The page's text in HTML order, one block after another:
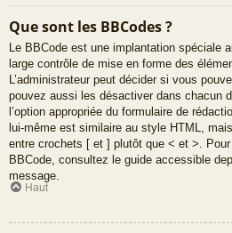
Que sont les BBCodes ?
Le BBCode est une implantation spéciale
large contrôle de mise en forme des
L’administrateur peut décider si vous
pouvez aussi les désactiver dans chacun
l’option appropriée du formulaire de
lui-même est similaire au style HTML,
entre crochets [ et ] plutôt que < et >.
BBCode, consultez le guide accessible
message.
Haut